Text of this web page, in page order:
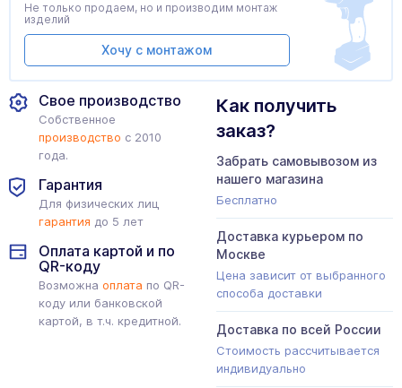
Свое производство
Собственное
производство с 2010
года.
Гарантия
Для физических лиц
гарантия до 5 лет
Оплата картой и по
QR-коду
Возможна оплата по QR-
коду или банковской
картой, в т.ч. кредитной.
Как получить
заказ?
Забрать самовывозом из
нашего магазина
Бесплатно
Доставка курьером по
Москве
Цена зависит от выбранного
способа доставки
Доставка по всей России
Стоимость рассчитывается
индивидуально
Не только продаем, но и производим монтаж
изделий
Хочу с монтажом